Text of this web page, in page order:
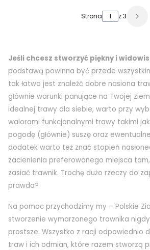
Strona z 3
Jeśli chcesz stworzyć piękny i
podstawą powinna być przede
tak łatwo jest znaleźć dobre nasiona
głównie warunki panujące na Twojej
idealnej trawy dla siebie, warto przy
walorami funkcjonalnymi trawy takimi
pogodę (głównie) suszę oraz
dodatek warto też znać stopień
zacienienia preferowanego miejsca
zasiać trawnik. Trochę dużo rzeczy do
prawda?
Na pomoc przychodzimy my – Polskie
stworzenie wymarzonego trawnika
prostsze. Wszystko z racji odpowiednio
traw i ich odmian, które razem stworzą